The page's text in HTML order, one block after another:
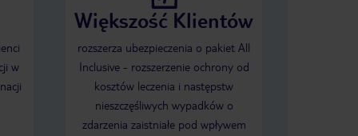
w
Większość Klientów
rozszerza ubezpieczenia o pakiet All
Inclusive - rozszerzenie ochrony od
kosztów leczenia i następstw
nieszczęśliwych wypadków o
zdarzenia zaistniałe pod wpływem